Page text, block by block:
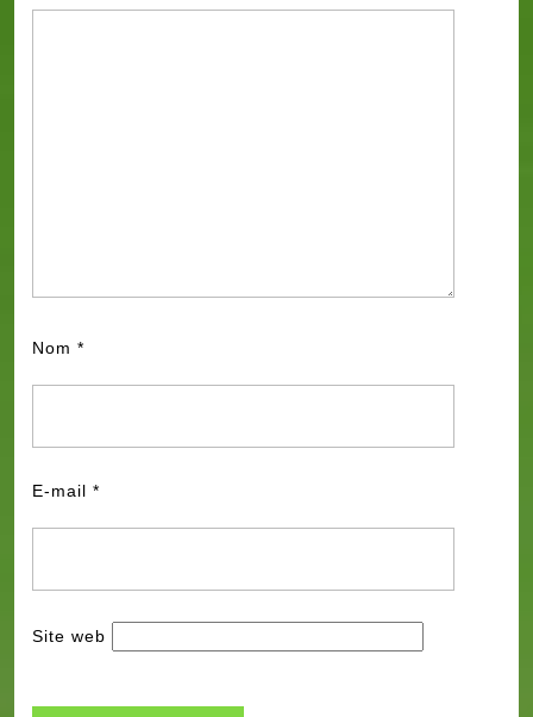
Nom *
E-mail *
Site web